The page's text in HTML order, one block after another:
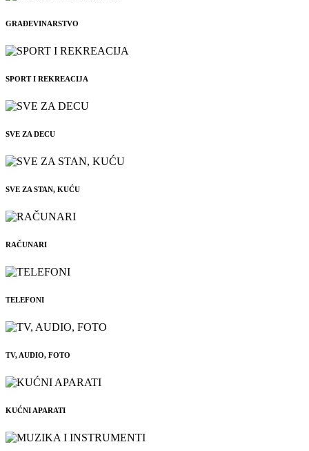
GRAĐEVINARSTVO
SPORT I REKREACIJA
SVE ZA DECU
SVE ZA STAN, KUĆU
RAČUNARI
TELEFONI
TV, AUDIO, FOTO
KUĆNI APARATI